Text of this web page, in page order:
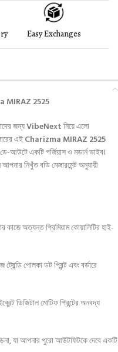
Easy Exchanges
MIRAZ 2525
জন্যVibeNextনিয়ে এলো
এইCharizma MIRAZ 2525
আউটে একটি গর্জিয়াস ও মডার্ন ভাইব।
নিখুঁত বডি মেজারমেন্ট অনুযায়ী
কাজে অত্যন্ত প্রিমিয়াম কোয়ালিটির হাই-
পোলকা ডট প্রিন্ট এবং বর্ডারে
ডিজিটাল মোটিফ প্রিন্টের অনবদ্য
ওড়না, যা আপনার পুরো আউটফিটকে দেবে একটি